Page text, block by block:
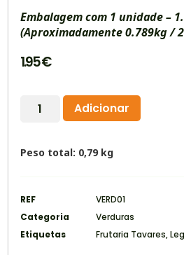
Embalagem com 1 unidade –
(Aproximadamente 0.789kg /
1.95€
Adicionar
Peso total: 0,79 kg
REF
VERD01
Categoria
Verduras
Etiquetas
Frutaria Tavares,